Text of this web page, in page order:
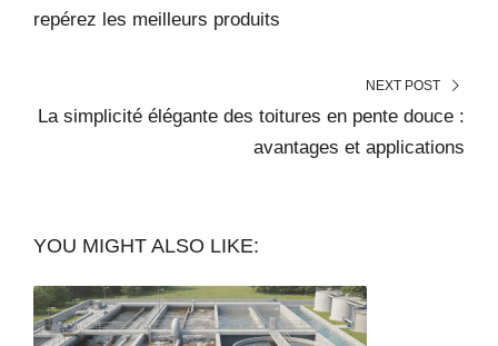
repérez les meilleurs produits
NEXT POST
La simplicité élégante des toitures en pente douce :
avantages et applications
YOU MIGHT ALSO LIKE: